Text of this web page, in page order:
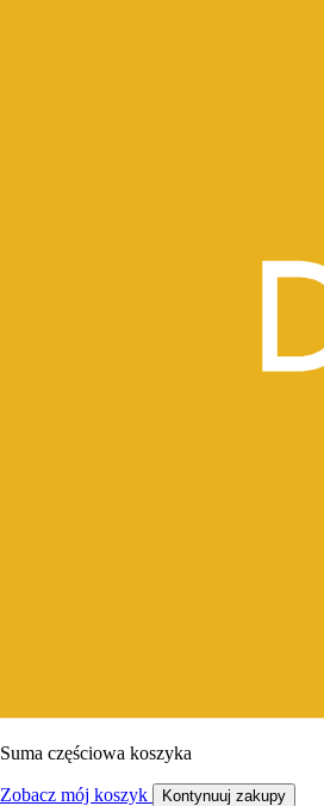
Suma częściowa koszyka
Zobacz mój koszyk Kontynuuj zakupy